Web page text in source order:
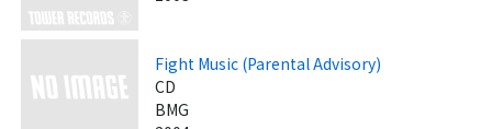
Fight Music (Parental Advisory)
CD
BMG